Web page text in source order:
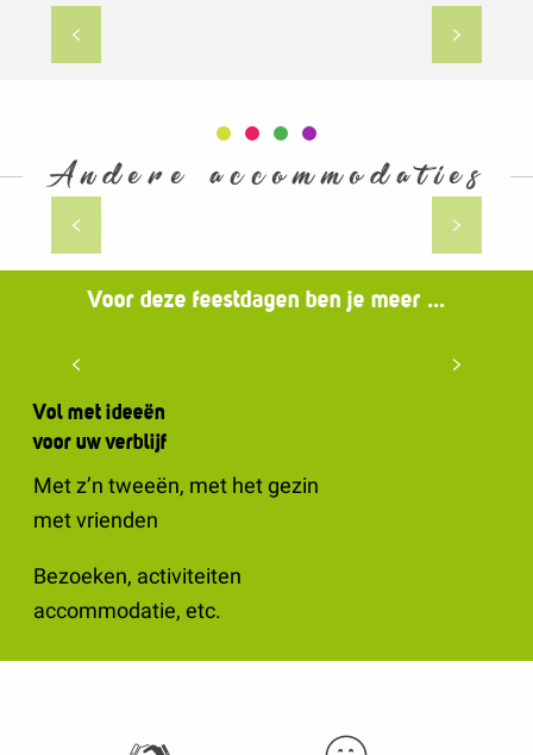
Bezienswaardigheden
Andere accommodaties
Voor deze feestdagen ben je meer ...
Vol met ideeën
voor uw verblijf
Met z’n tweeën, met het gezin
met vrienden
Bezoeken, activiteiten
accommodatie, etc.